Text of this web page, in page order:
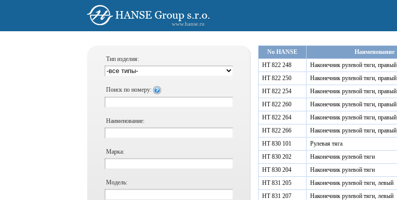
www.hanse.ru
Тип изделия:
Поиск по номеру:
Наименование:
Марка:
Модель:
No HANSE Наименование
HT 822 248
Наконечник рулевой тяги, правый
HT 822 250
Наконечник рулевой тяги, правый
HT 822 254
Наконечник рулевой тяги, правый
HT 822 260
Наконечник рулевой тяги, правый
HT 822 264
Наконечник рулевой тяги, правый
HT 822 266
Наконечник рулевой тяги, правый
HT 830 101
Рулевая тяга
HT 830 202
Наконечник рулевой тяги
HT 830 204
Наконечник рулевой тяги
HT 831 205
Наконечник рулевой тяги, левый
HT 831 207
Наконечник рулевой тяги, левый